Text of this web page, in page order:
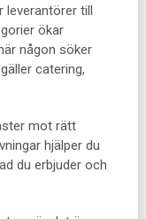
leverantörer till
ökar
någon söker
catering,
mot rätt
hjälper du
du erbjuder och